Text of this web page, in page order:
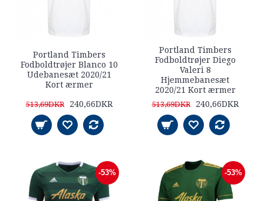
Portland Timbers
Fodboldtrøjer Blanco 10
Udebanesæt 2020/21
Kort ærmer
513,69DKR 240,66DKR
Portland Timbers
Fodboldtrøjer Diego
Valeri 8
Hjemmebanesæt
2020/21 Kort ærmer
513,69DKR 240,66DKR
-53% -53%